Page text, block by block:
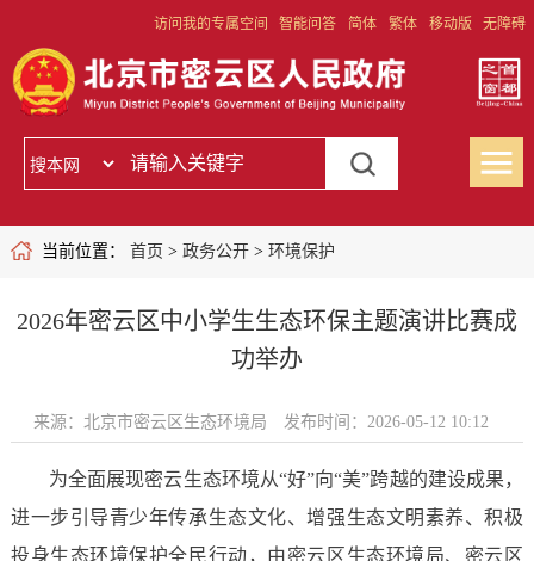
访问我的专属空间 智能问答 简体 繁体 移动版 无障碍
当前位置： 首页 > 政务公开> 环境保护
2026年密云区中小学生生态环保主题演讲比赛成
功举办
来源：北京市密云区生态环境局 发布时间：2026-05-12 10:12
为全面展现密云生态环境从“好”向“美”跨越的建设成果，
进一步引导青少年传承生态文化、增强生态文明素养、积极
投身生态环境保护全民行动，由密云区生态环境局、密云区